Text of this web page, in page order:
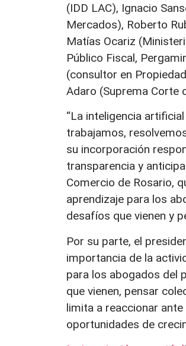
(IDD LAC), Ignacio
Mercados), Roberto
Matías Ocariz
Público Fiscal,
(consultor en
Adaro (Suprema Corte
“La inteligencia
trabajamos,
su incorporación
transparencia y
Comercio de Rosario,
aprendizaje para los
desafíos que vienen y
Por su parte, el
importancia de la
para los abogados del
que vienen, pensar
limita a reaccionar
oportunidades de